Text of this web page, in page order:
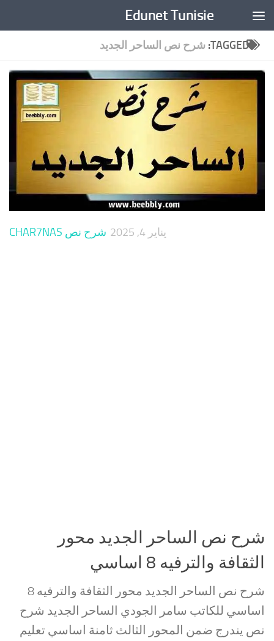
Edunet Tunisie
TAGGED: شرح نص الساحر الجديد
شرح نص CHAR7NAS يناير 4, 2025
شرح نص الساحر الجديد محور
الثقافة والترفيه 8 اساسي
شرح نص الساحر الجديد محور الثقافة والترفيه 8
اساسي للكاتب سامر الجودي الساحر الجديد شرح
نص يندرج ضمن المحور الثالث ثامنة اساسي تعليم